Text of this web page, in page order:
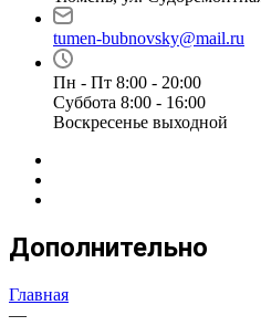
tumen-bubnovsky@mail.ru
Пн - Пт 8:00 - 20:00
Суббота 8:00 - 16:00
Воскресенье выходной
Дополнительно
Главная
—